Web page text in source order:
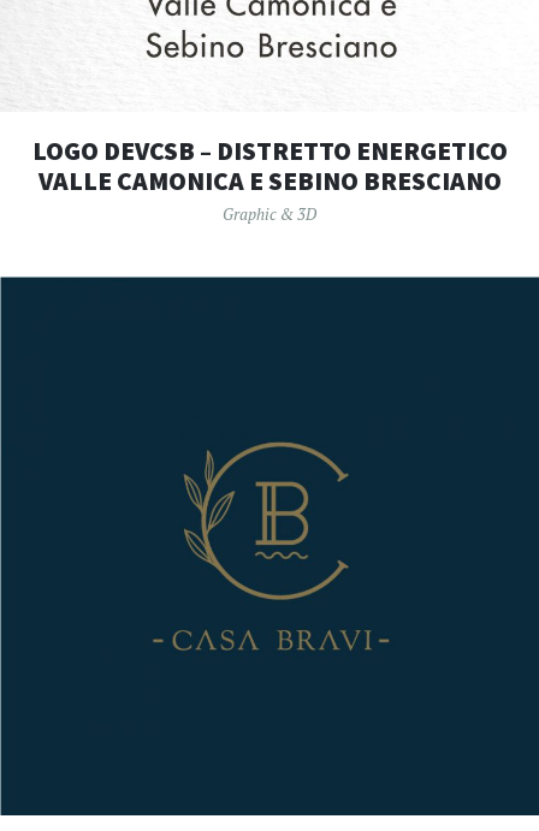
LOGO DEVCSB – DISTRETTO ENERGETICO
VALLE CAMONICA E SEBINO BRESCIANO
Graphic & 3D